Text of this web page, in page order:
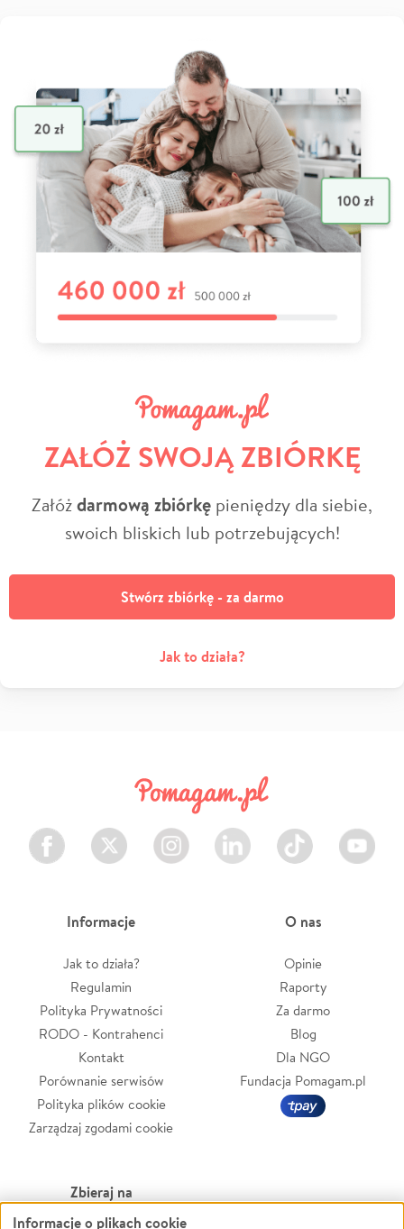
ZAŁÓŻ SWOJĄ ZBIÓRKĘ
Załóżdarmową zbiórkę pieniędzy dla siebie,
swoich bliskich lub potrzebujących!
Stwórz zbiórkę - za darmo
Jak to działa?
Facebook Twitter Instagram LinkedIn TikTok Youtube
Informacje
Jak to działa?
Regulamin
Polityka Prywatności
RODO - Kontrahenci
Kontakt
Porównanie serwisów
Polityka plików cookie
Zarządzaj zgodami cookie
O nas
Opinie
Raporty
Za darmo
Blog
Dla NGO
Fundacja Pomagam.pl
Zbieraj na
Informacje o plikach cookie